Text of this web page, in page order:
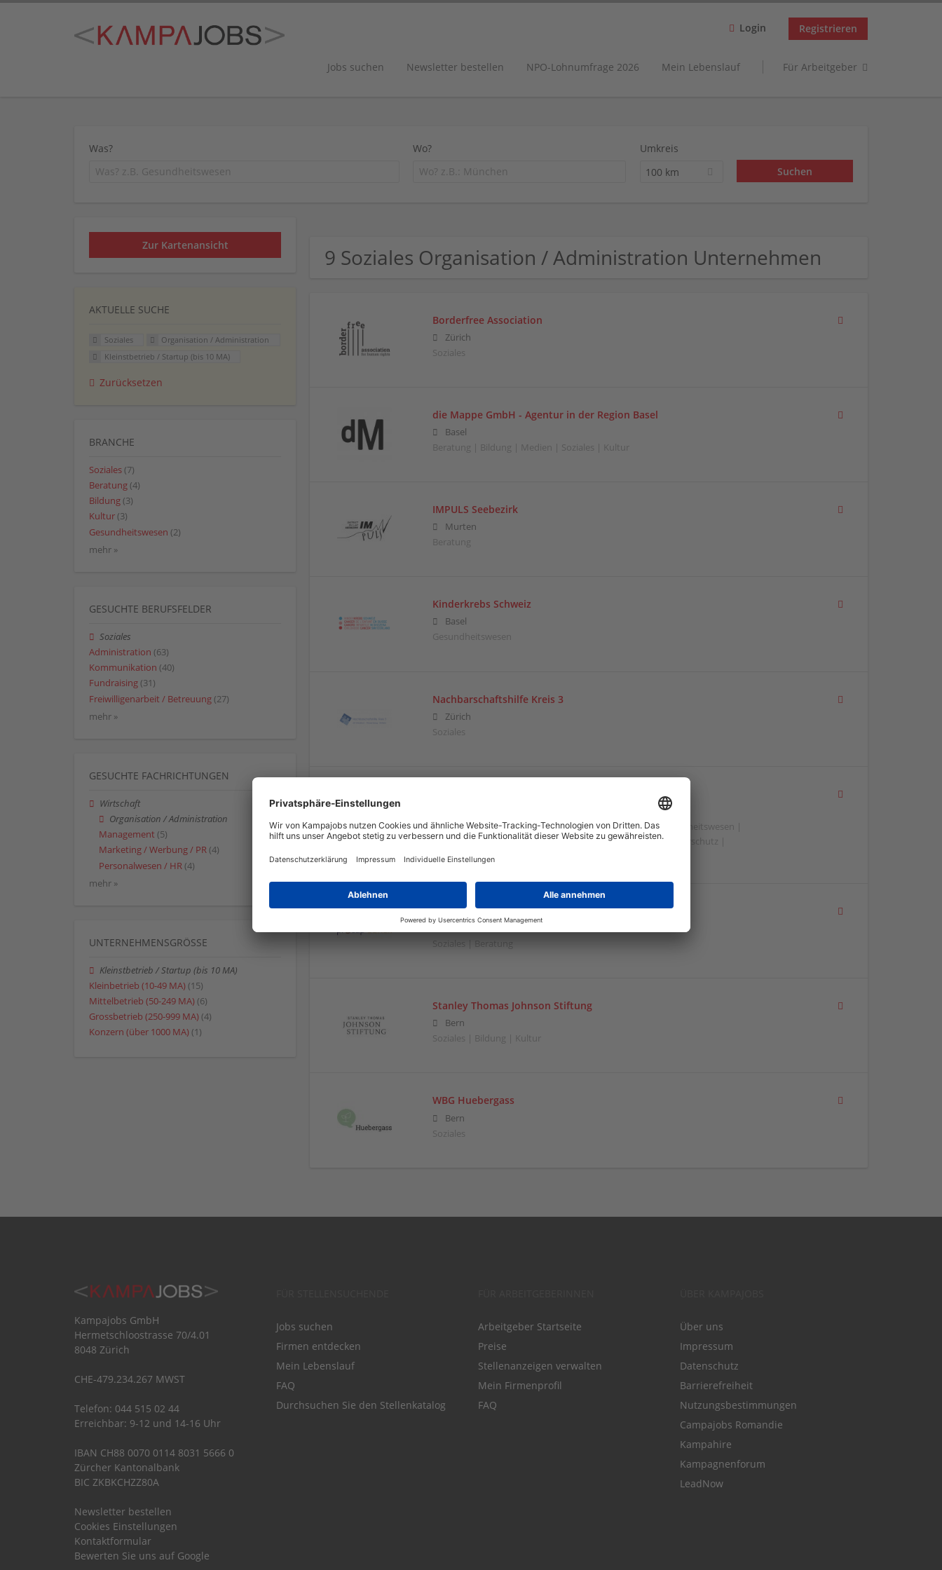
Login Registrieren
Jobs suchen Newsletter bestellen NPO-Lohnumfrage 2026 Mein Lebenslauf Für Arbeitgeber
Was? Wo?
Umkreis
100 km
9 Soziales Organisation / Administration Unternehmen
Borderfree Association
Zürich
Soziales
die Mappe GmbH - Agentur in der Region Basel
Basel
Beratung | Bildung | Medien | Soziales | Kultur
IMPULS Seebezirk
Murten
Beratung
Kinderkrebs Schweiz
Basel
Gesundheitswesen
Nachbarschaftshilfe Kreis 3
Zürich
Soziales
Beratung | Bildung | Entwicklungszusammenarbeit | Gesundheitswesen |
Integration | Kultur | Medien | Nachhaltigkeit | Soziales | Tierschutz |
Umwelt
Procap Zürich
Soziales | Beratung
Stanley Thomas Johnson Stiftung
Bern
Soziales | Bildung | Kultur
WBG Huebergass
Bern
Soziales
Zur Kartenansicht
AKTUELLE SUCHE
Soziales
Organisation / Administration
Kleinstbetrieb / Startup (bis 10 MA)
Zurücksetzen
BRANCHE
Soziales (7)
Beratung (4)
Bildung (3)
Kultur (3)
Gesundheitswesen (2)
mehr »
GESUCHTE BERUFSFELDER
Soziales
Administration (63)
Kommunikation (40)
Fundraising (31)
Freiwilligenarbeit / Betreuung (27)
mehr »
GESUCHTE FACHRICHTUNGEN
Wirtschaft
Organisation / Administration
Management (5)
Marketing / Werbung / PR (4)
Personalwesen / HR (4)
mehr »
UNTERNEHMENSGRÖSSE
Kleinstbetrieb / Startup (bis 10 MA)
Kleinbetrieb (10-49 MA) (15)
Mittelbetrieb (50-249 MA) (6)
Grossbetrieb (250-999 MA) (4)
Konzern (über 1000 MA) (1)
Kampajobs GmbH
Hermetschloostrasse 70/4.01
8048 Zürich
CHE-479.234.267 MWST
Telefon: 044 515 02 44
Erreichbar: 9-12 und 14-16 Uhr
IBAN CH88 0070 0114 8031 5666 0
Zürcher Kantonalbank
BIC ZKBKCHZZ80A
Newsletter bestellen
Cookies Einstellungen
Kontaktformular
Bewerten Sie uns auf Google
Jobs suchen
Firmen entdecken
Mein Lebenslauf
FAQ
Durchsuchen Sie den Stellenkatalog
Arbeitgeber Startseite
Preise
Stellenanzeigen verwalten
Mein Firmenprofil
FAQ
Über uns
Impressum
Datenschutz
Barrierefreiheit
Nutzungsbestimmungen
Campajobs Romandie
Kampahire
Kampagnenforum
LeadNow